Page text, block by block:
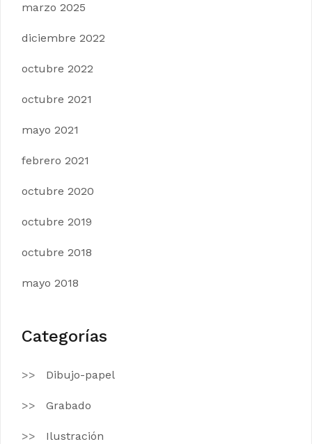
marzo 2025
diciembre 2022
octubre 2022
octubre 2021
mayo 2021
febrero 2021
octubre 2020
octubre 2019
octubre 2018
mayo 2018
Categorías
Dibujo-papel
Grabado
Ilustración